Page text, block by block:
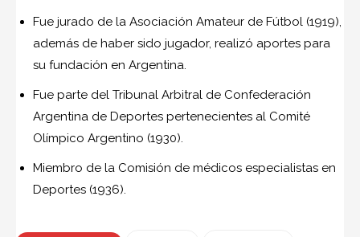
Fue jurado de la Asociación Amateur de Fútbol (1919),
además de haber sido jugador, realizó aportes para
su fundación en Argentina.
Fue parte del Tribunal Arbitral de Confederación
Argentina de Deportes pertenecientes al Comité
Olímpico Argentino (1930).
Miembro de la Comisión de médicos especialistas en
Deportes (1936).